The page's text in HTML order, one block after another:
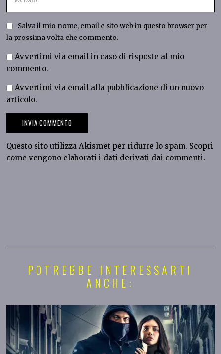
Salva il mio nome, email e sito web in questo browser per
la prossima volta che commento.
Avvertimi via email in caso di risposte al mio
commento.
Avvertimi via email alla pubblicazione di un nuovo
articolo.
Questo sito utilizza Akismet per ridurre lo spam. Scopri
come vengono elaborati i dati derivati dai commenti.
POTREBBE INTERESSARTI
ANCHE: